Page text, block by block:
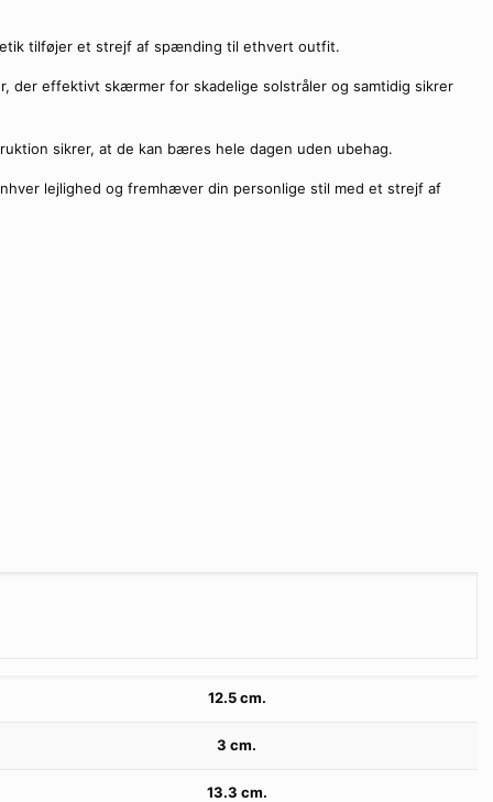
tilføjer et strejf af spænding til ethvert outfit.
der effektivt skærmer for skadelige solstråler og samtidig sikrer
sikrer, at de kan bæres hele dagen uden ubehag.
lejlighed og fremhæver din personlige stil med et strejf af
12.5 cm.
3 cm.
13.3 cm.